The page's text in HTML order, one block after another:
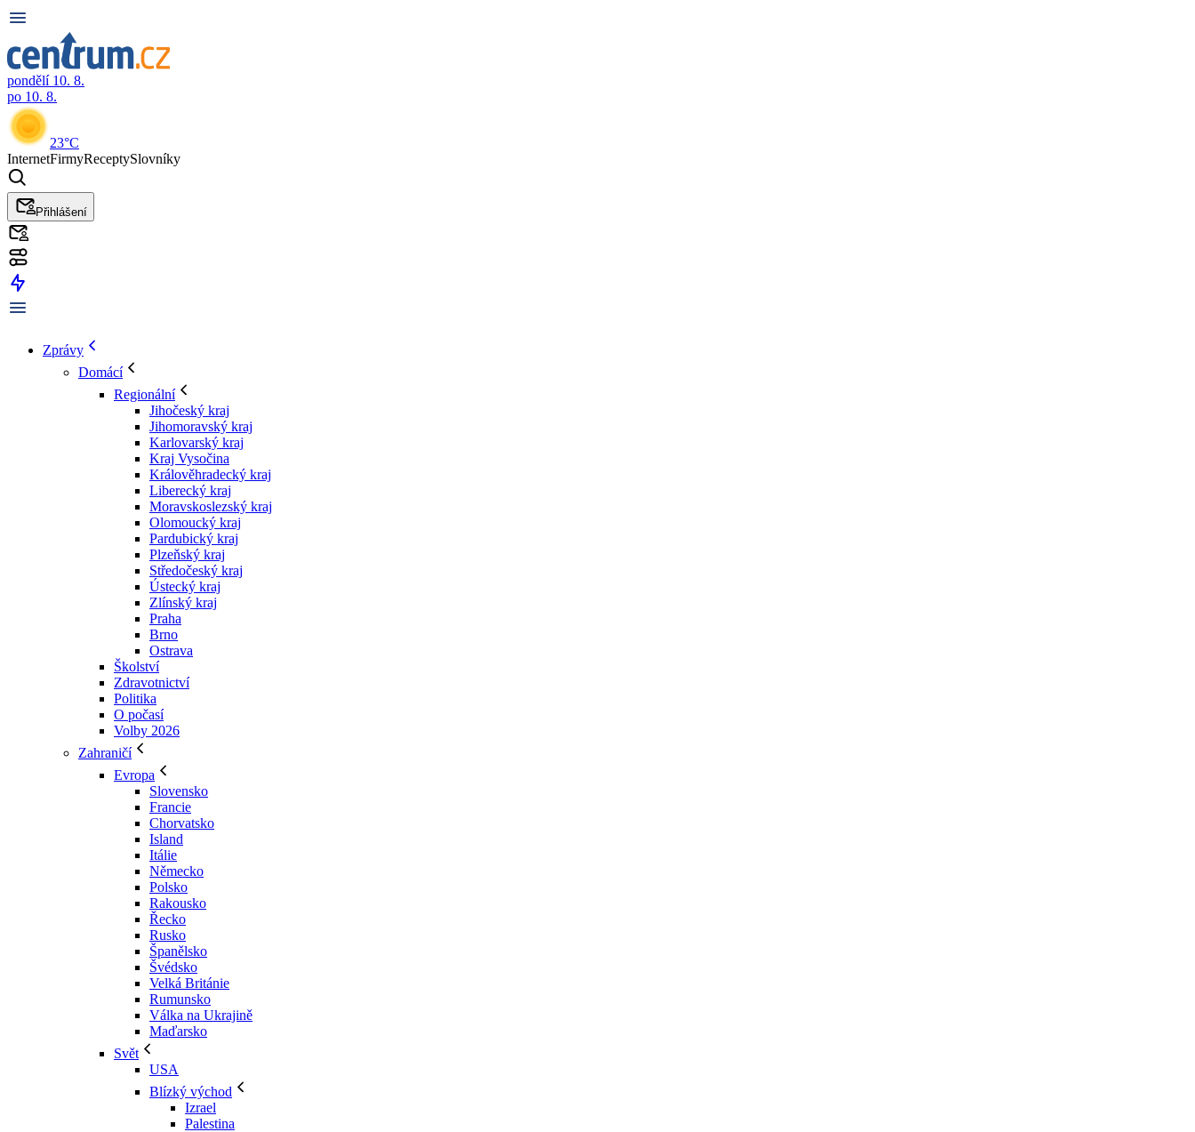
pondělí 10. 8.
po 10. 8.
23°C
InternetFirmyReceptySlovníky
Přihlášení
Zprávy
Domácí
Regionální
Jihočeský kraj
Jihomoravský kraj
Karlovarský kraj
Kraj Vysočina
Králověhradecký kraj
Liberecký kraj
Moravskoslezský kraj
Olomoucký kraj
Pardubický kraj
Plzeňský kraj
Středočeský kraj
Ústecký kraj
Zlínský kraj
Praha
Brno
Ostrava
Školství
Zdravotnictví
Politika
O počasí
Volby 2026
Zahraničí
Evropa
Slovensko
Francie
Chorvatsko
Island
Itálie
Německo
Polsko
Rakousko
Řecko
Rusko
Španělsko
Švédsko
Velká Británie
Rumunsko
Válka na Ukrajině
Maďarsko
Svět
USA
Blízký východ
Izrael
Palestina